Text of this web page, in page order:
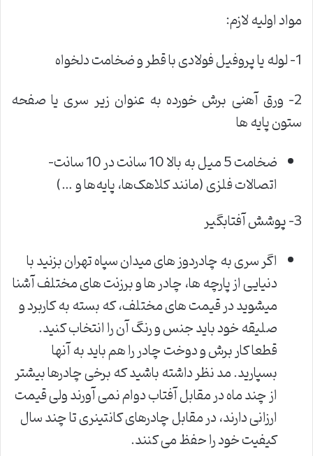
مواد اولیه لازم:
1- لوله‌ یا پروفیل فولادی با قطر و ضخامت دلخواه
2- ورق آهنی برش خورده به عنوان زیر سری یا صفحه
ستون پایه ها
ضخامت 5 میل به بالا 10 سانت در 10 سانت-
اتصالات فلزی (مانند کلاهک‌ها، پایه‌ها و …)
3- پوشش آفتابگیر
اگر سری به چادردوز های میدان سپاه تهران بزنید با
دنیایی از پارچه ها، چادر ها و برزنت های مختلف آشنا
میشوید در قیمت های مختلف، که بسته به کاربرد و
صلیقه خود باید جنس و رنگ آن را انتخاب کنید.
قطعا کار برش و دوخت چادر را هم باید به آنها
بسپارید. مد نظر داشته باشید که برخی چادرها بیشتر
از چند ماه در مقابل آفتاب دوام نمی آورند ولی قیمت
ارزانی دارند، در مقابل چادرهای کانتینری تا چند سال
کیفیت خود را حفظ می کنند.